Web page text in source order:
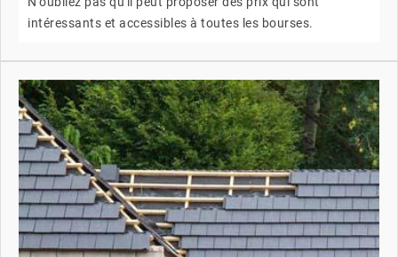
intéressants et accessibles à toutes les bourses.